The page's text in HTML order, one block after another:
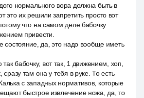
нормального вора должна быть в
это их решили запретить просто вот
что на самом деле бабочку
привести.
состояние, да, это надо вообще иметь
так бабочку, вот так, 1 движением, хоп,
сразу там она у тебя в руке. То есть
с западных нормативов, которые
быстрое извлечение ножа, да, то